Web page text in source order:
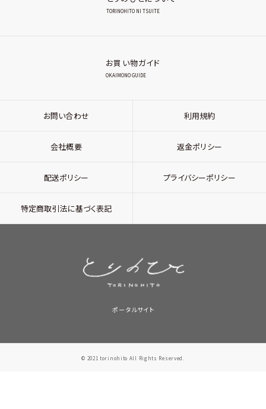
TORINOHITO NI TSUITE
お買い物ガイド
OKAIMONO GUIDE
お問い合わせ 利用規約
会社概要 返金ポリシー
配送ポリシー プライバシーポリシー
特定商取引法に基づく表記
ポータルサイト
© 2021 torinohito All Rights Reserved.